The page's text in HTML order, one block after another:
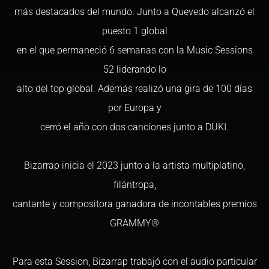
más destacados del mundo. Junto a Quevedo alcanzó el
puesto 1 global
en el que permaneció 6 semanas con la Music Sessions
52 liderando lo
alto del top global. Además realizó una gira de 100 días
por Europa y
cerró el año con dos canciones junto a DUKI.
Bizarrap inicia el 2023 junto a la artista multiplatino,
filántropa,
cantante y compositora ganadora de incontables premios
GRAMMY®
Para esta Session, Bizarrap trabajó con el audio particular